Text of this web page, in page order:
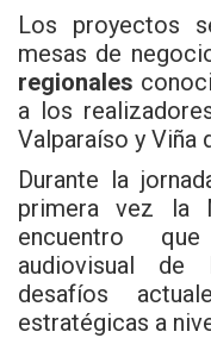
Los proyectos
mesas de
regionales
a los
Valparaíso y Viña
Durante la
primera vez la
encuentro
audiovisual de
desafíos
estratégicas a